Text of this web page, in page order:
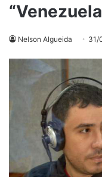
Nelson Algueida 31/